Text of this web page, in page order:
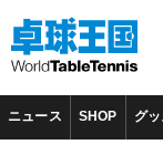
ニュース SHOP グ